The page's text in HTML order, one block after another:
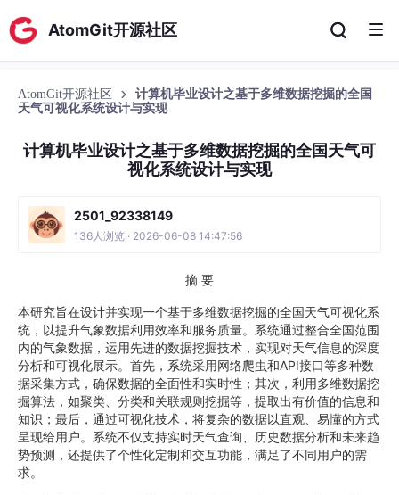
AtomGit开源社区
AtomGit开源社区
计算机毕业设计之基于多维数据挖掘的全国
天气可视化系统设计与实现
计算机毕业设计之基于多维数据挖掘的全国天气可
视化系统设计与实现
2501_92338149
136人浏览 · 2026-06-08 14:47:56
摘 要
本研究旨在设计并实现一个基于多维数据挖掘的全国天气可视化系
统，以提升气象数据利用效率和服务质量。系统通过整合全国范围
内的气象数据，运用先进的数据挖掘技术，实现对天气信息的深度
分析和可视化展示。首先，系统采用网络爬虫和API接口等多种数
据采集方式，确保数据的全面性和实时性；其次，利用多维数据挖
掘算法，如聚类、分类和关联规则挖掘等，提取出有价值的信息和
知识；最后，通过可视化技术，将复杂的数据以直观、易懂的方式
呈现给用户。系统不仅支持实时天气查询、历史数据分析和未来趋
势预测，还提供了个性化定制和交互功能，满足了不同用户的需
求。